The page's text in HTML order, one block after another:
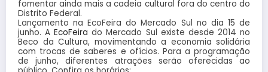
fomentar ainda mais a cadeia cultural fora do centro do
Distrito Federal.
Lançamento na EcoFeira do Mercado Sul no dia 15 de
junho. AEcoFeira do Mercado Sul existe desde 2014 no
Beco da Cultura, movimentando a economia solidária
com trocas de saberes e ofícios. Para a programação
de junho, diferentes atrações serão oferecidas ao